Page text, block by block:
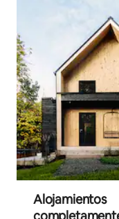
Alojamientos